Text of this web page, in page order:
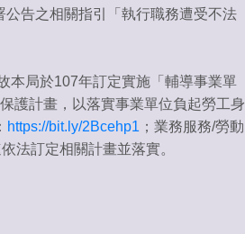
告之相關指引「執行職務遭受不法
局於107年訂定實施「輔導事業單
護計畫，以落實事業單位負起勞工身
https://bit.ly/2Bcehp1 ；業務服務/勞動
法訂定相關計畫並落實。